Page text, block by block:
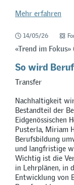
Mehr erfahren
14/05/26
«Trend im Fokus»
So wird
Transfer
Nachhaltigkeit
Bestandteil der
Eidgenössischen
Pusterla, Miriam
Berufsbildung
und langfristige
Wichtig ist die
in Lehrplänen, in
Entwicklung von